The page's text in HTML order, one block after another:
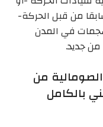
من قبل الحركة-
في المدن
جديد.
من
بالكامل